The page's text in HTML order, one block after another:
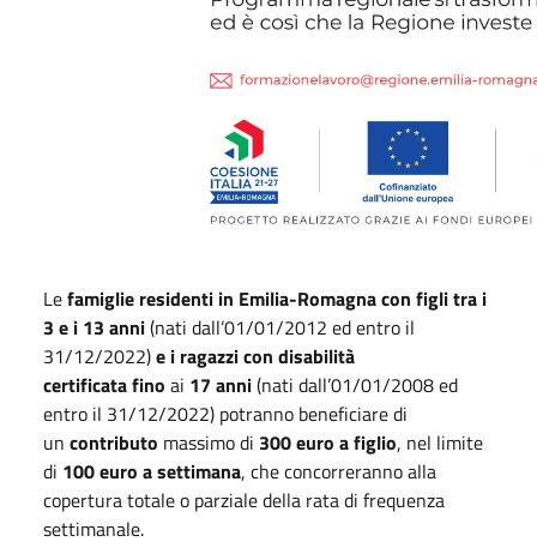
Lefamiglie residenti in Emilia-Romagna con figli tra i
3 e i 13 anni(nati dall’01/01/2012 ed entro il
31/12/2022)e i ragazzi con disabilità
certificatafino ai 17 anni(nati dall’01/01/2008 ed
entro il 31/12/2022) potranno beneficiare di
un contributo massimo di 300 euro a figlio, nel limite
di 100 euro a settimana, che concorreranno alla
copertura totale o parziale della rata di frequenza
settimanale.